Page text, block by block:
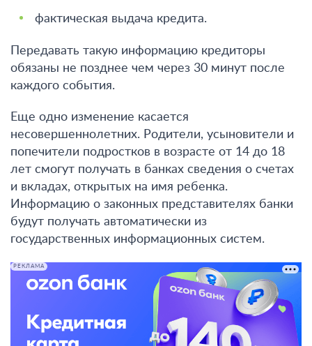
фактическая выдача кредита.
Передавать такую информацию кредиторы
обязаны не позднее чем через 30 минут после
каждого события.
Еще одно изменение касается
несовершеннолетних. Родители, усыновители и
попечители подростков в возрасте от 14 до 18
лет смогут получать в банках сведения о счетах
и вкладах, открытых на имя ребенка.
Информацию о законных представителях банки
будут получать автоматически из
государственных информационных систем.
РЕКЛАМА